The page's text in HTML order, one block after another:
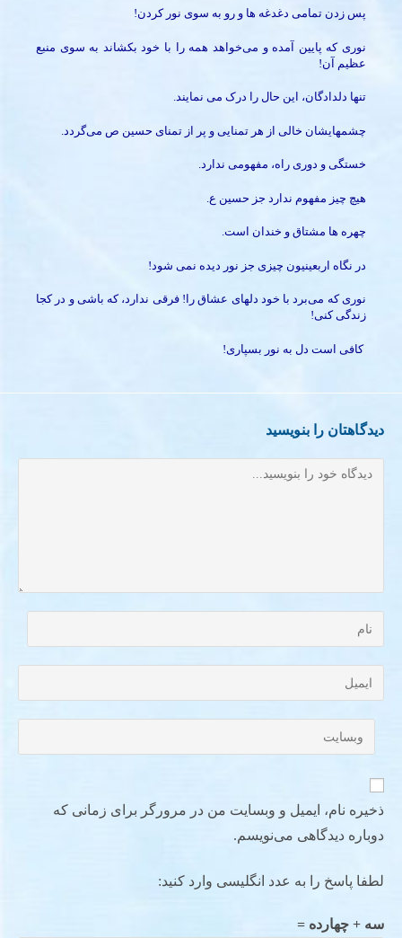
پس زدن تمامی دغدغه ها و رو به سوی نور کردن!
نوری که پایین آمده و می‌خواهد همه را با خود بکشاند به سوی منبع
عظیم آن!
تنها دلدادگان، این حال را درک می نمایند.
چشمهایشان خالی از هر تمنایی و پر از تمنای حسین ص می‌گردد.
خستگی و دوری راه، مفهومی ندارد.
هیچ چیز مفهوم ندارد جز حسین ع.
چهره ها مشتاق و خندان است.
در نگاه اربعینیون چیزی جز نور دیده نمی شود!
نوری که می‌برد با خود دلهای عشاق را! فرقی ندارد، که باشی و در کجا
زندگی کنی!
کافی است دل به نور بسپاری!
دیدگاهتان را بنویسید
ذخیره نام، ایمیل و وبسایت من در مرورگر برای زمانی که
دوباره دیدگاهی می‌نویسم.
لطفا پاسخ را به عدد انگلیسی وارد کنید:
سه + چهارده =